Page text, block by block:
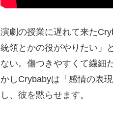
演劇の授業に遅れて来た
統領とかの役がやりたい」
ない。傷つきやすくて繊細
かし Crybabyは「感情の表
し、彼を黙らせます。